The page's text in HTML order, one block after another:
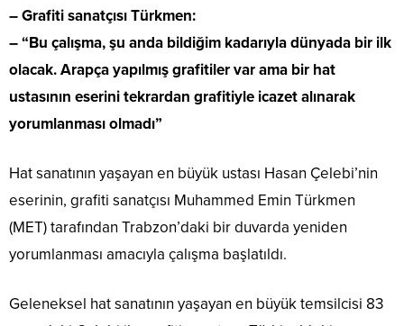
– Grafiti sanatçısı Türkmen:
– “Bu çalışma, şu anda bildiğim kadarıyla dünyada bir ilk
olacak. Arapça yapılmış grafitiler var ama bir hat
ustasının eserini tekrardan grafitiyle icazet alınarak
yorumlanması olmadı”
Hat sanatının yaşayan en büyük ustası Hasan Çelebi’nin
eserinin, grafiti sanatçısı Muhammed Emin Türkmen
(MET) tarafından Trabzon’daki bir duvarda yeniden
yorumlanması amacıyla çalışma başlatıldı.
Geleneksel hat sanatının yaşayan en büyük temsilcisi 83